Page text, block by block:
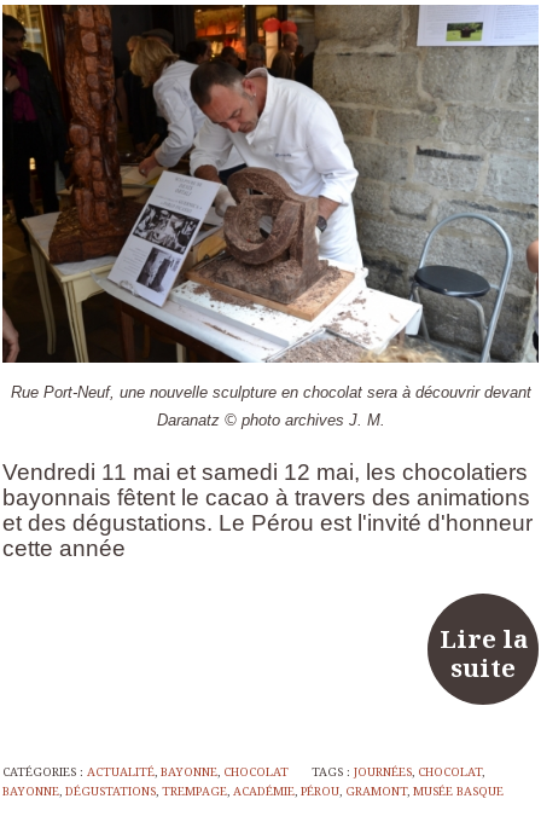
Rue Port-Neuf, une nouvelle sculpture en chocolat sera à découvrir devant
Daranatz © photo archives J. M.
Vendredi 11 mai et samedi 12 mai, les chocolatiers
bayonnais fêtent le cacao à travers des animations
et des dégustations. Le Pérou est l'invité d'honneur
cette année
Lire la
suite
CATÉGORIES : ACTUALITÉ, BAYONNE, CHOCOLAT TAGS :JOURNÉES, CHOCOLAT,
BAYONNE, DÉGUSTATIONS, TREMPAGE, ACADÉMIE, PÉROU, GRAMONT, MUSÉE BASQUE